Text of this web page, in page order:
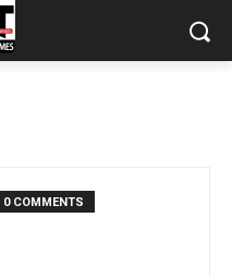
0 COMMENTS